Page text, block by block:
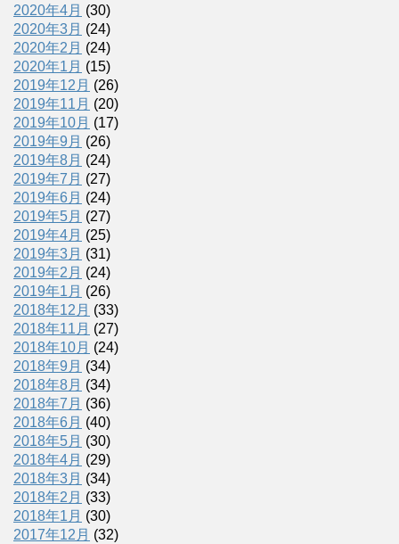
2020年4月 (30)
2020年3月 (24)
2020年2月 (24)
2020年1月 (15)
2019年12月 (26)
2019年11月 (20)
2019年10月 (17)
2019年9月 (26)
2019年8月 (24)
2019年7月 (27)
2019年6月 (24)
2019年5月 (27)
2019年4月 (25)
2019年3月 (31)
2019年2月 (24)
2019年1月 (26)
2018年12月 (33)
2018年11月 (27)
2018年10月 (24)
2018年9月 (34)
2018年8月 (34)
2018年7月 (36)
2018年6月 (40)
2018年5月 (30)
2018年4月 (29)
2018年3月 (34)
2018年2月 (33)
2018年1月 (30)
2017年12月 (32)